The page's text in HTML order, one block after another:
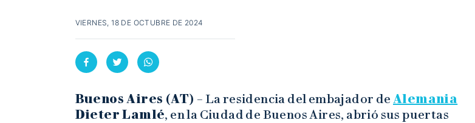
VIERNES, 18 DE OCTUBRE DE 2024
Buenos Aires (AT) – La residencia del embajador deAlemania
Dieter Lamlé, en la Ciudad de Buenos Aires, abrió sus puertas